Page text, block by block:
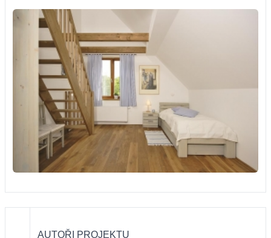
AUTOŘI PROJEKTU